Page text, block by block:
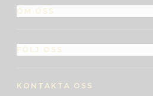
OM OSS
FÖLJ OSS
KONTAKTA OSS